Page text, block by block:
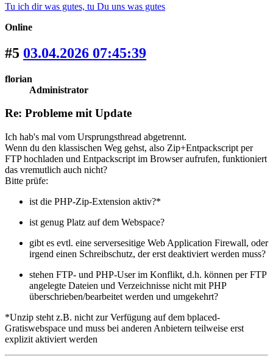
Tu ich dir was gutes, tu Du uns was gutes
Online
#5 03.04.2026 07:45:39
florian
Administrator
Re: Probleme mit Update
Ich hab's mal vom Ursprungsthread abgetrennt.
Wenn du den klassischen Weg gehst, also Zip+Entpackscript per
FTP hochladen und Entpackscript im Browser aufrufen, funktioniert
das vremutlich auch nicht?
Bitte prüfe:
ist die PHP-Zip-Extension aktiv?*
ist genug Platz auf dem Webspace?
gibt es evtl. eine serversesitige Web Application Firewall, oder
irgend einen Schreibschutz, der erst deaktiviert werden muss?
stehen FTP- und PHP-User im Konflikt, d.h. können per FTP
angelegte Dateien und Verzeichnisse nicht mit PHP
überschrieben/bearbeitet werden und umgekehrt?
*Unzip steht z.B. nicht zur Verfügung auf dem bplaced-
Gratiswebspace und muss bei anderen Anbietern teilweise erst
explizit aktiviert werden